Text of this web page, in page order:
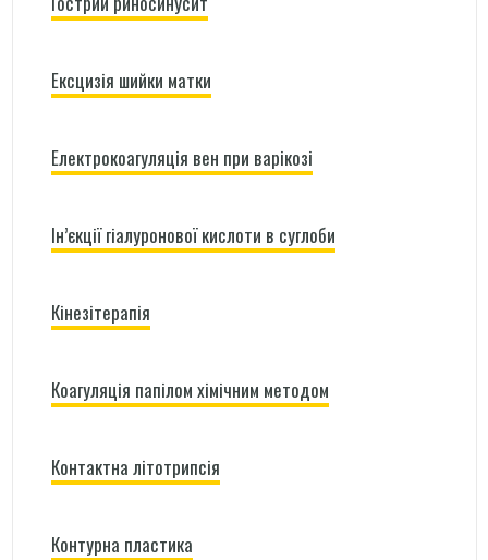
Ексцизія шийки матки
Електрокоагуляція вен при варікозі
Ін’єкції гіалуронової кислоти в суглоби
Кінезітерапія
Коагуляція папілом хімічним методом
Контактна літотрипсія
Контурна пластика